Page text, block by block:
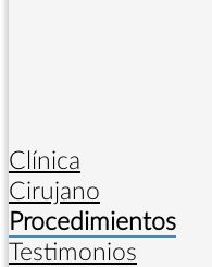
Clínica
Cirujano
Procedimientos
Testimonios